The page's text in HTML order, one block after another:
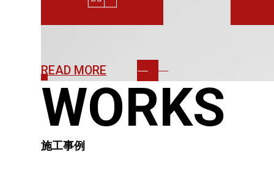
READ MORE
WORKS
施工事例